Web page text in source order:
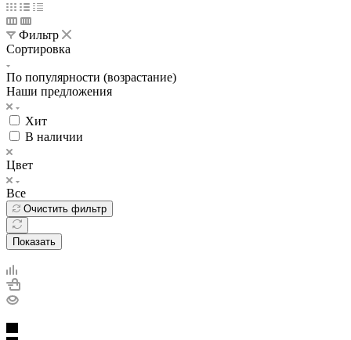
Фильтр
Сортировка
По популярности (возрастание)
Наши предложения
Хит
В наличии
Цвет
Все
Очистить фильтр
Показать